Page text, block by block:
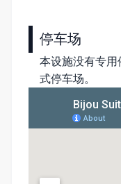
停车场
本设施没有专
式停车场。